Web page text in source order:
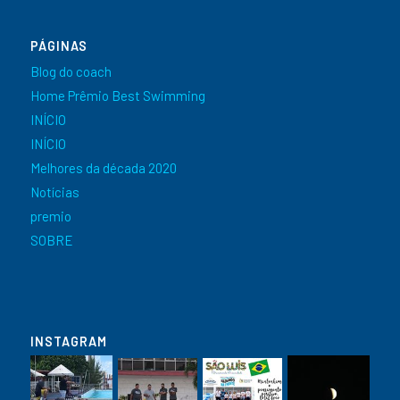
PÁGINAS
Blog do coach
Home Prêmio Best Swimming
INÍCIO
INÍCIO
Melhores da década 2020
Notícias
premio
SOBRE
INSTAGRAM